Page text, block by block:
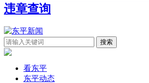
违章查询
看东平
东平动态